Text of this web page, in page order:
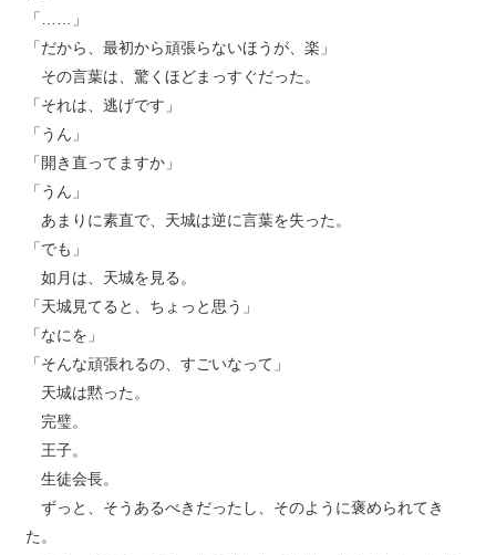
「……」
「だから、最初から頑張らないほうが、楽」
その言葉は、驚くほどまっすぐだった。
「それは、逃げです」
「うん」
「開き直ってますか」
「うん」
あまりに素直で、天城は逆に言葉を失った。
「でも」
如月は、天城を見る。
「天城見てると、ちょっと思う」
「なにを」
「そんな頑張れるの、すごいなって」
天城は黙った。
完璧。
王子。
生徒会長。
ずっと、そうあるべきだったし、そのように褒められてき
た。